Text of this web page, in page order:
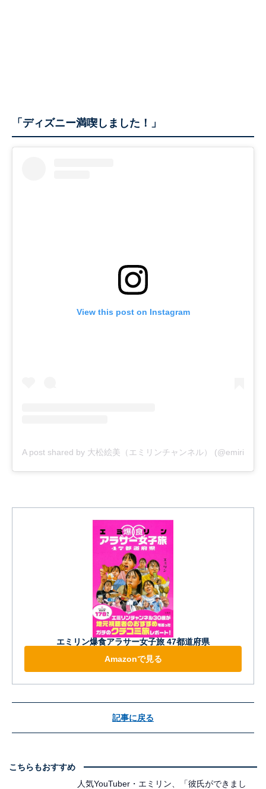
「ディズニー満喫しました！」
View this post on Instagram
A post shared by 大松絵美（エミリンチャンネル）
エミリン爆食アラサー女子旅 47都道府県
Amazonで見る
記事に戻る
こちらもおすすめ
人気YouTuber・エミリン、「彼氏ができまし